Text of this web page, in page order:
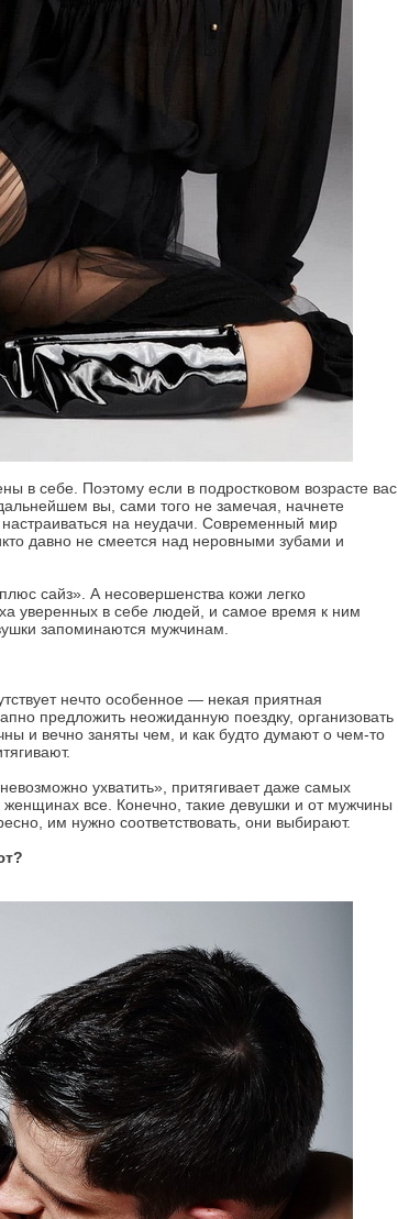
в себе. Поэтому если в подростковом возрасте вас
вы, сами того не замечая, начнете
настраиваться на неудачи. Современный мир
давно не смеется над неровными зубами и
сайз». А несовершенства кожи легко
уверенных в себе людей, и самое время к ним
запоминаются мужчинам.
нечто особенное — некая приятная
предложить неожиданную поездку, организовать
и вечно заняты чем, и как будто думают о чем-то
ухватить», притягивает даже самых
все. Конечно, такие девушки и от мужчины
им нужно соответствовать, они выбирают.